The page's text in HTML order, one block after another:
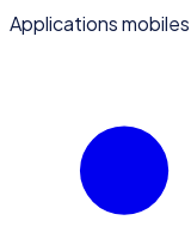
Applications